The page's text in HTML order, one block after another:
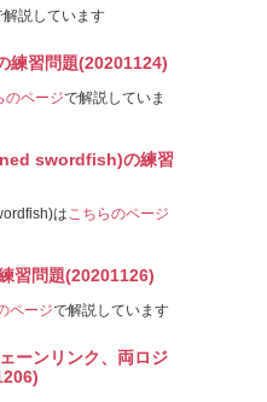
解説しています
練習問題(20201124)
のページで解説していま
swordfish)の練習
はこちらのページ
習問題(20201126)
ページで解説しています
ーンリンク、両ロジ